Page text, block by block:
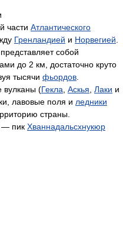
части Атлантического
Гренландией и Норвегией
собой
до 2 км, достаточно круто
тысячи фьордов
вулканы (Гекла Аскья Лаки и
лавовые поля и ледники
страны.
— пик Хваннадальсхнукюр